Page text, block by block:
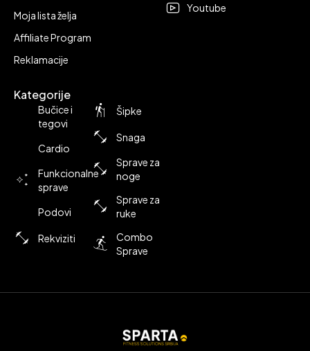
Moja lista želja
Affiliate Program
Reklamacije
Kategorije
Bučice i
tegovi
Cardio
Funkcionalne
sprave
Podovi
Rekviziti
Šipke
Snaga
Sprave za
noge
Sprave za
ruke
Combo
Sprave
Youtube